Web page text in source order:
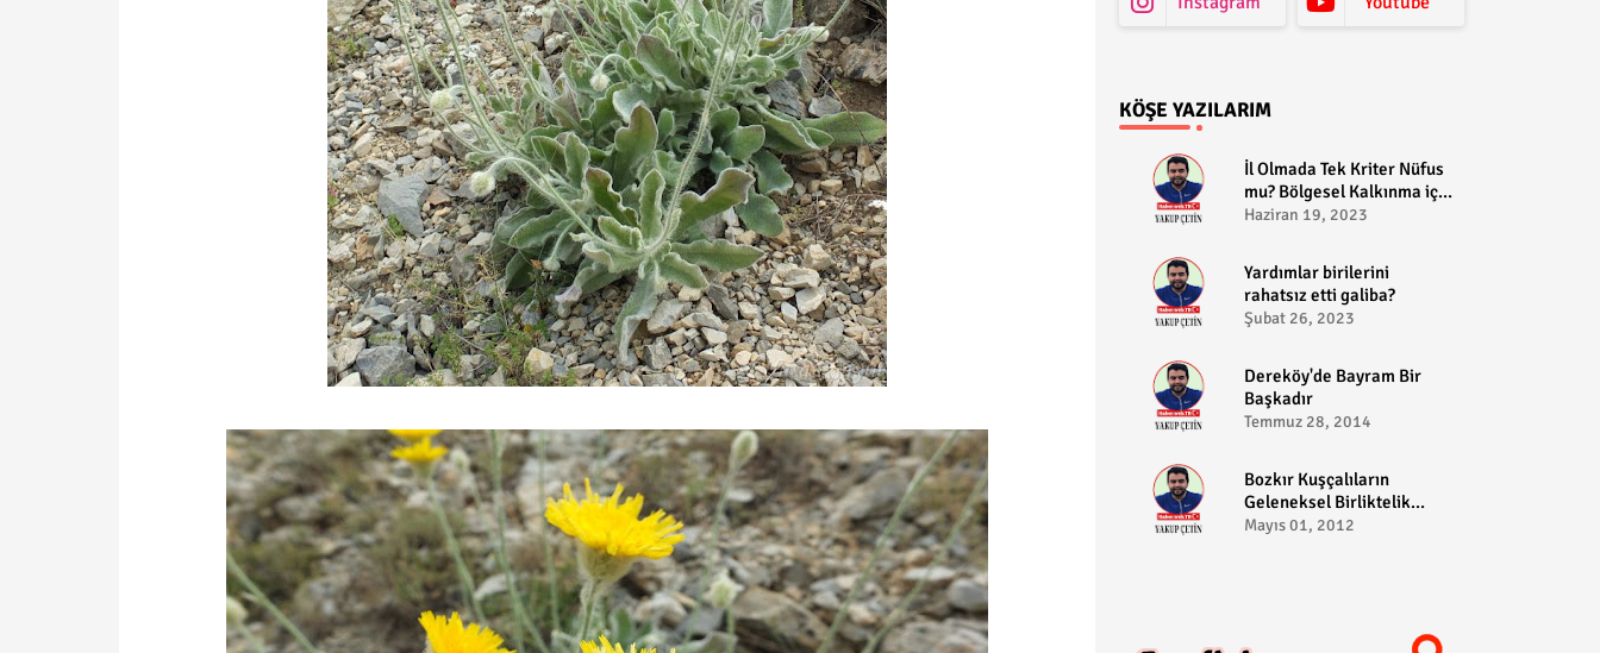
KÖŞE YAZILARIM
​İl Olmada Tek Kriter Nüfus
mu? Bölgesel Kalkınma için
Bozkır il olabilir?
Haziran 19, 2023
​Yardımlar birilerini
rahatsız etti galiba?
Şubat 26, 2023
Dereköy'de Bayram Bir
Başkadır
Temmuz 28, 2014
Bozkır Kuşçalıların
Geleneksel Birliktelik
Pikniği
Mayıs 01, 2012